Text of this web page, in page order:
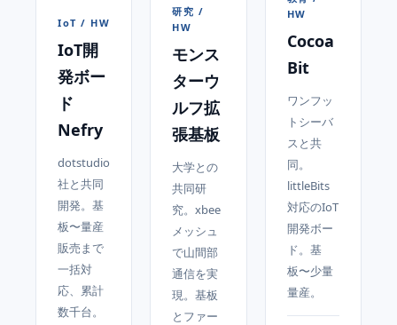
IoT / HW
IoT開
発ボー
ド
Nefry
dotstudio
社と共同
開発。基
板〜量産
販売まで
一括対
応、累計
数千台。
研究 /
HW
モンス
ターウ
ルフ拡
張基板
大学との
共同研
究。xbee
メッシュ
で山間部
通信を実
現。基板
とファー
HW
Cocoa
Bit
ワンフッ
トシーバ
スと共
同。
littleBits
対応のIoT
開発ボー
ド。基
板〜少量
量産。